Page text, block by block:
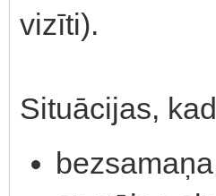
vizīti).
Situācijas,